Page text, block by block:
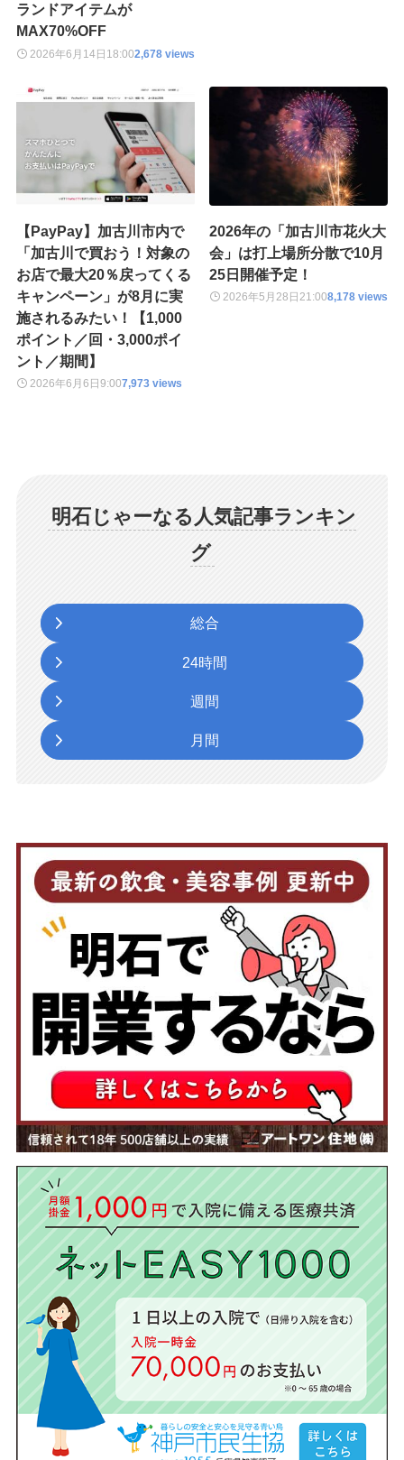
ランドアイテムが
MAX70%OFF
2026年6月14日 18:002,678 views
【PayPay】加古川市内で
「加古川で買おう！対象の
お店で最大20％戻ってくる
キャンペーン」が8月に実
施されるみたい！【1,000
ポイント／回・3,000ポイ
ント／期間】
2026年6月6日 9:007,973 views
2026年の「加古川市花火大
会」は打上場所分散で10月
25日開催予定！
2026年5月28日21:008,178 views
明石じゃーなる人気記事ランキン
グ
総合
24時間
週間
月間